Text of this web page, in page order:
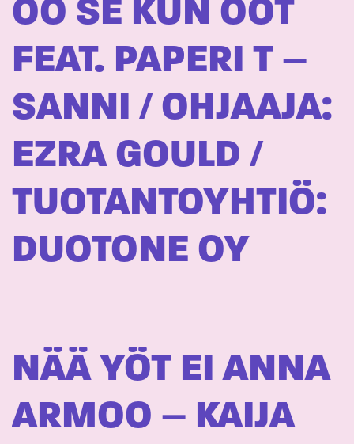
OO SE KUN OOT
FEAT. PAPERI T –
SANNI / OHJAAJA:
EZRA GOULD /
TUOTANTOYHTIÖ:
DUOTONE OY
NÄÄ YÖT EI ANNA
ARMOO – KAIJA